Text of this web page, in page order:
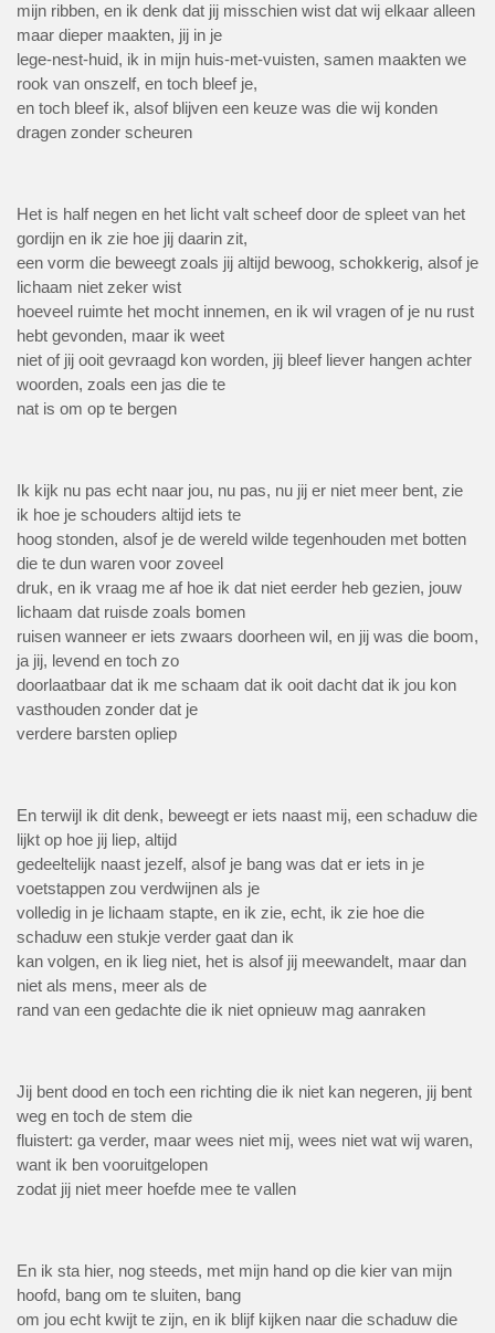
mijn ribben, en ik denk dat jij misschien wist dat wij elkaar alleen
maar dieper maakten, jij in je
lege-nest-huid, ik in mijn huis-met-vuisten, samen maakten we
rook van onszelf, en toch bleef je,
en toch bleef ik, alsof blijven een keuze was die wij konden
dragen zonder scheuren
Het is half negen en het licht valt scheef door de spleet van het
gordijn en ik zie hoe jij daarin zit,
een vorm die beweegt zoals jij altijd bewoog, schokkerig, alsof je
lichaam niet zeker wist
hoeveel ruimte het mocht innemen, en ik wil vragen of je nu rust
hebt gevonden, maar ik weet
niet of jij ooit gevraagd kon worden, jij bleef liever hangen achter
woorden, zoals een jas die te
nat is om op te bergen
Ik kijk nu pas echt naar jou, nu pas, nu jij er niet meer bent, zie
ik hoe je schouders altijd iets te
hoog stonden, alsof je de wereld wilde tegenhouden met botten
die te dun waren voor zoveel
druk, en ik vraag me af hoe ik dat niet eerder heb gezien, jouw
lichaam dat ruisde zoals bomen
ruisen wanneer er iets zwaars doorheen wil, en jij was die boom,
ja jij, levend en toch zo
doorlaatbaar dat ik me schaam dat ik ooit dacht dat ik jou kon
vasthouden zonder dat je
verdere barsten opliep
En terwijl ik dit denk, beweegt er iets naast mij, een schaduw die
lijkt op hoe jij liep, altijd
gedeeltelijk naast jezelf, alsof je bang was dat er iets in je
voetstappen zou verdwijnen als je
volledig in je lichaam stapte, en ik zie, echt, ik zie hoe die
schaduw een stukje verder gaat dan ik
kan volgen, en ik lieg niet, het is alsof jij meewandelt, maar dan
niet als mens, meer als de
rand van een gedachte die ik niet opnieuw mag aanraken
Jij bent dood en toch een richting die ik niet kan negeren, jij bent
weg en toch de stem die
fluistert: ga verder, maar wees niet mij, wees niet wat wij waren,
want ik ben vooruitgelopen
zodat jij niet meer hoefde mee te vallen
En ik sta hier, nog steeds, met mijn hand op die kier van mijn
hoofd, bang om te sluiten, bang
om jou echt kwijt te zijn, en ik blijf kijken naar die schaduw die